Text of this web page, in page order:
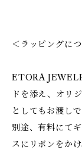
＜ラッピングに
ETORA
ドを添え、オリ
としてもお渡し
別途、有料にて
スにリボンをか